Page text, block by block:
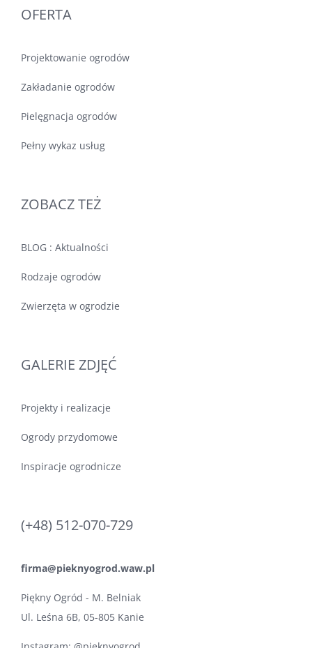
OFERTA
Projektowanie ogrodów
Zakładanie ogrodów
Pielęgnacja ogrodów
Pełny wykaz usług
ZOBACZ TEŻ
BLOG : Aktualności
Rodzaje ogrodów
Zwierzęta w ogrodzie
GALERIE ZDJĘĆ
Projekty i realizacje
Ogrody przydomowe
Inspiracje ogrodnicze
(+48) 512-070-729
firma@pieknyogrod.waw.pl
Piękny Ogród - M. Belniak
Ul. Leśna 6B, 05-805 Kanie